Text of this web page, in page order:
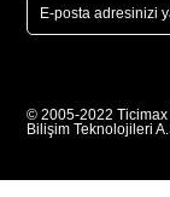
© 2005-2022 Ticimax
Bilişim Teknolojileri